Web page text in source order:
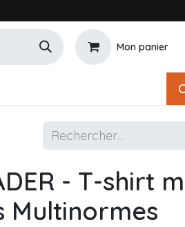
Mon panier
- T-shirt
Multinormes